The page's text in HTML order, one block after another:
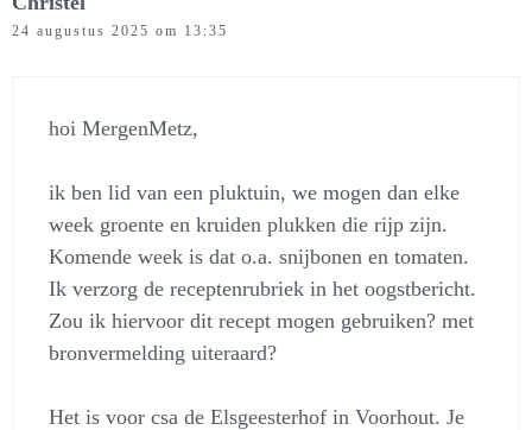
24 augustus 2025 om 13:35
hoi MergenMetz,
ik ben lid van een pluktuin, we mogen dan elke
week groente en kruiden plukken die rijp zijn.
Komende week is dat o.a. snijbonen en tomaten.
Ik verzorg de receptenrubriek in het oogstbericht.
Zou ik hiervoor dit recept mogen gebruiken? met
bronvermelding uiteraard?
Het is voor csa de Elsgeesterhof in Voorhout. Je